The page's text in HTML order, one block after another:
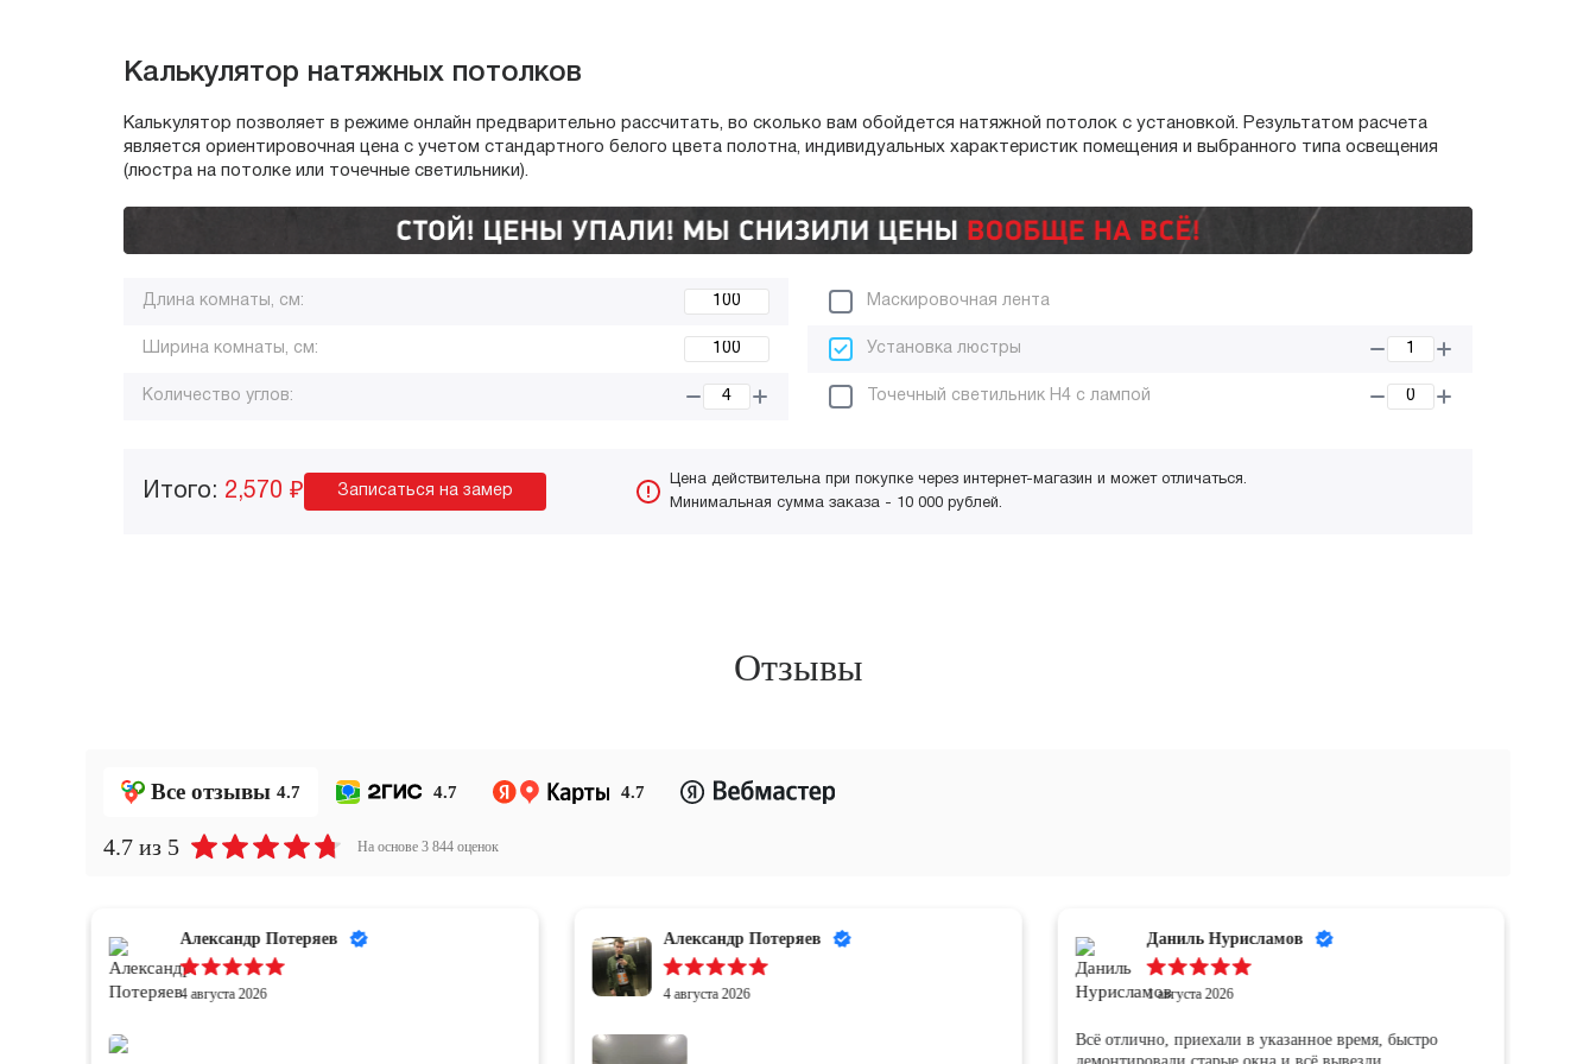
Калькулятор натяжных потолков
Калькулятор позволяет в режиме онлайн предварительно рассчитать, во сколько вам обойдется натяжной потолок с установкой. Результатом расчета
является ориентировочная цена с учетом стандартного белого цвета полотна, индивидуальных характеристик помещения и выбранного типа освещения
(люстра на потолке или точечные светильники).
Длина комнаты, см:
Ширина комнаты, см:
Количество углов:
Маскировочная лента
Установка люстры
Точечный светильник H4 с лампой
Итого: 2,570 ₽ Записаться на замер
Цена действительна при покупке через интернет-магазин и может отличаться.
Минимальная сумма заказа - 10 000 рублей.
Отзывы
Все отзывы 4.7 4.7 4.7
4.7 из 5 На основе 3 844 оценок
Александр Потеряев
4 августа 2026
Александр Потеряев
4 августа 2026
Даниль Нурисламов
1 августа 2026
Всё отлично, приехали в указанное время, быстро